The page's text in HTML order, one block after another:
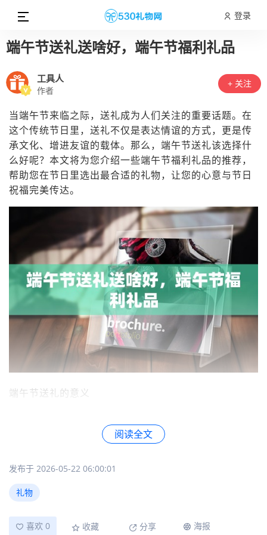
登录
端午节送礼送啥好，端午节福利礼品
工具人
作者
+ 关注
当端午节来临之际，送礼成为人们关注的重要话题。在
这个传统节日里，送礼不仅是表达情谊的方式，更是传
承文化、增进友谊的载体。那么，端午节送礼该选择什
么好呢？本文将为您介绍一些端午节福利礼品的推荐，
帮助您在节日里选出最合适的礼物，让您的心意与节日
祝福完美传达。
端午节送礼的意义
续，也是人们表达情感的方式。在这个节日里，送出一
份精心挑选的礼品，不仅能传递您的关怀与祝福，更能
加深彼此的感情。
粽子礼盒：传统与美味并存
端午节食物，象征着团圆与祝福。将粽子装入精美的礼
阅读全文
发布于 2026-05-22 06:00:01
礼物
喜欢 0 收藏 分享 海报